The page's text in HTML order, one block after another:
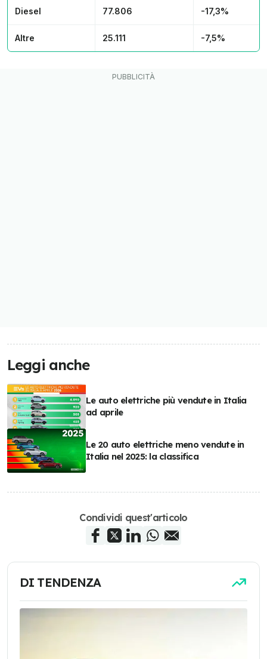
Diesel 77.806 -17,3%
Altre 25.111 -7,5%
Leggi anche
Le auto elettriche più vendute in Italia
ad aprile
Le 20 auto elettriche meno vendute in
Italia nel 2025: la classifica
Condividi quest'articolo
DI TENDENZA